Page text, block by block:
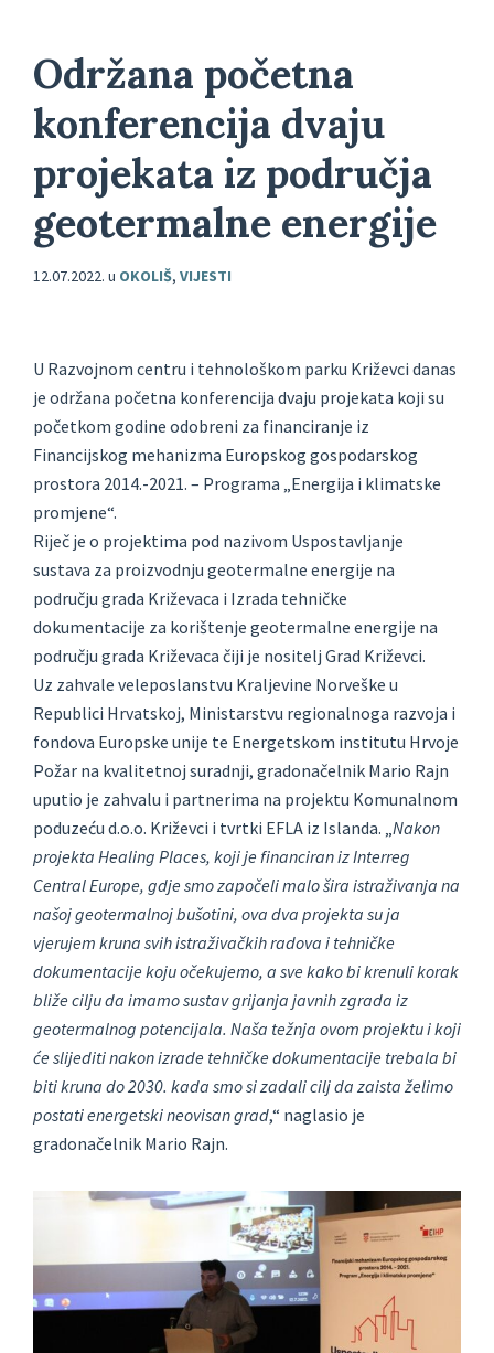
Održana početna
konferencija dvaju
projekata iz područja
geotermalne energije
12.07.2022. u OKOLIŠ, VIJESTI
U Razvojnom centru i tehnološkom parku Križevci danas
je održana početna konferencija dvaju projekata koji su
početkom godine odobreni za financiranje iz
Financijskog mehanizma Europskog gospodarskog
prostora 2014.-2021. – Programa „Energija i klimatske
promjene“.
Riječ je o projektima pod nazivom Uspostavljanje
sustava za proizvodnju geotermalne energije na
području grada Križevaca i Izrada tehničke
dokumentacije za korištenje geotermalne energije na
području grada Križevaca čiji je nositelj Grad Križevci.
Uz zahvale veleposlanstvu Kraljevine Norveške u
Republici Hrvatskoj, Ministarstvu regionalnoga razvoja i
fondova Europske unije te Energetskom institutu Hrvoje
Požar na kvalitetnoj suradnji, gradonačelnik Mario Rajn
uputio je zahvalu i partnerima na projektu Komunalnom
poduzeću d.o.o. Križevci i tvrtki EFLA iz Islanda. „Nakon
projekta Healing Places, koji je financiran iz Interreg
Central Europe, gdje smo započeli malo šira istraživanja na
našoj geotermalnoj bušotini, ova dva projekta su ja
vjerujem kruna svih istraživačkih radova i tehničke
dokumentacije koju očekujemo, a sve kako bi krenuli korak
bliže cilju da imamo sustav grijanja javnih zgrada iz
geotermalnog potencijala. Naša težnja ovom projektu i koji
će slijediti nakon izrade tehničke dokumentacije trebala bi
biti kruna do 2030. kada smo si zadali cilj da zaista želimo
postati energetski neovisan grad,“ naglasio je
gradonačelnik Mario Rajn.